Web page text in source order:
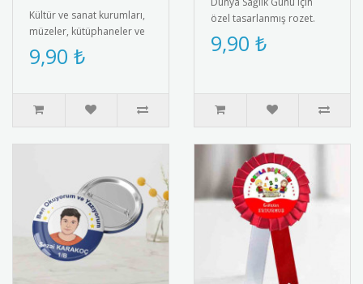
Kültür ve sanat kurumları,
müzeler, kütüphaneler ve
kültürel miras gönüllüleri
için özel olarak tasa..
9,90 ₺
özel tasarlanmış rozet.
Sağlıklı yaşam bilincini
yaymak için ideal
9,90 ₺